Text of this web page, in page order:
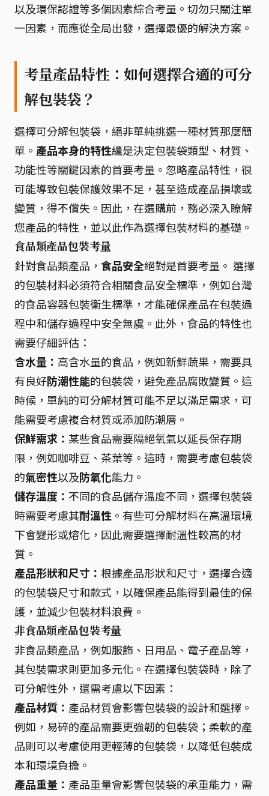
以及環保認證等多個因素綜合考量。切勿只關注單
一因素，而應從全局出發，選擇最優的解決方案。
考量產品特性：如何選擇合適的可分
解包裝袋？
選擇可分解包裝袋，絕非單純挑選一種材質那麼簡
單。 產品本身的特性纔是決定包裝袋類型、材質、
功能性等關鍵因素的首要考量。忽略產品特性，很
可能導致包裝保護效果不足，甚至造成產品損壞或
變質，得不償失。因此，在選購前，務必深入瞭解
您產品的特性，並以此作為選擇包裝材料的基礎。
食品類產品包裝考量
針對食品類產品， 食品安全絕對是首要考量。 選擇
的包裝材料必須符合相關食品安全標準，例如台灣
的食品容器包裝衛生標準，才能確保產品在包裝過
程中和儲存過程中安全無虞。此外，食品的特性也
需要仔細評估：
含水量： 高含水量的食品，例如新鮮蔬果，需要具
有良好防潮性能的包裝袋，避免產品腐敗變質。這
時候，單純的可分解材質可能不足以滿足需求，可
能需要考慮複合材質或添加防潮層。
保鮮需求： 某些食品需要隔絕氧氣以延長保存期
限，例如咖啡豆、茶葉等。這時，需要考慮包裝袋
的氣密性以及防氧化能力。
儲存溫度： 不同的食品儲存溫度不同，選擇包裝袋
時需要考慮其耐溫性 。有些可分解材料在高溫環境
下會變形或熔化，因此需要選擇耐溫性較高的材
質。
產品形狀和尺寸： 根據產品形狀和尺寸，選擇合適
的包裝袋尺寸和款式，以確保產品能得到最佳的保
護，並減少包裝材料浪費。
非食品類產品包裝考量
非食品類產品，例如服飾、日用品、電子產品等，
其包裝需求則更加多元化。在選擇包裝袋時，除了
可分解性外，還需考慮以下因素：
產品材質： 產品材質會影響包裝袋的設計和選擇。
例如，易碎的產品需要更強韌的包裝袋；柔軟的產
品則可以考慮使用更輕薄的包裝袋，以降低包裝成
本和環境負擔。
產品重量： 產品重量會影響包裝袋的承重能力，需